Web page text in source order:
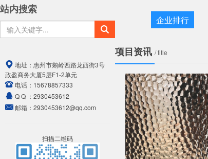
站内搜索
地址： 惠州市鹅岭西路龙西街3号
政盈商务大厦5层F1-2单元
电话： 15678857333
Q Q ： 2930453612
邮箱： 2930453612@qq.com
扫描二维码
企业排行
项目资讯 / title